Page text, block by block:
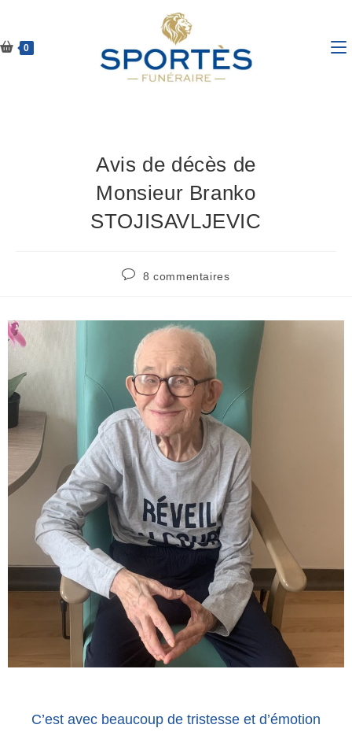
0
Avis de décès de
Monsieur Branko
STOJISAVLJEVIC
8 commentaires
C’est avec beaucoup de tristesse et d’émotion